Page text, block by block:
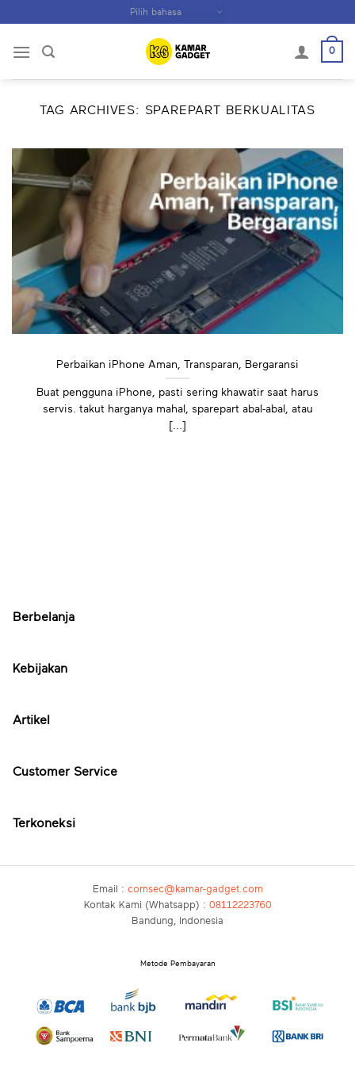
content
0
TAG ARCHIVES: SPAREPART BERKUALITAS
Perbaikan iPhone Aman, Transparan, Bergaransi
Buat pengguna iPhone, pasti sering khawatir saat harus
servis. takut harganya mahal, sparepart abal-abal, atau
[...]
Berbelanja
Kebijakan
Artikel
Customer Service
Terkoneksi
Email : comsec@kamar-gadget.com
Kontak Kami (Whatsapp) : 08112223760
Bandung, Indonesia
Metode Pembayaran